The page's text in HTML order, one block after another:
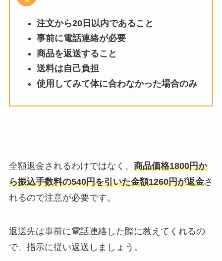
注文から20日以内であること
事前に電話連絡が必要
商品を返送すること
送料は自己負担
使用してみて体に合わなかった場合のみ
全額返金されるわけではなく、 商品価格1800円か
ら振込手数料の540円を引いた金額1260円が返金さ
れるので注意が必要です。
返送先は事前に電話連絡した際に教えてくれるの
で、指示に従い返送しましょう。